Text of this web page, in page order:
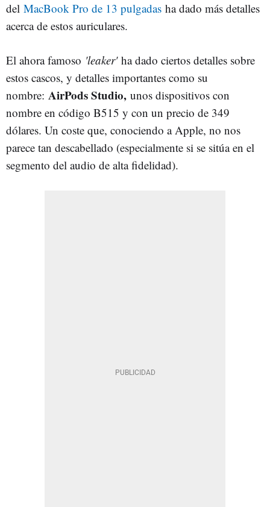
del MacBook Pro de 13 pulgadas ha dado más detalles
acerca de estos auriculares.
El ahora famoso 'leaker' ha dado ciertos detalles sobre
estos cascos, y detalles importantes como su
nombre: AirPods Studio, unos dispositivos con
nombre en código B515 y con un precio de 349
dólares. Un coste que, conociendo a Apple, no nos
parece tan descabellado (especialmente si se sitúa en el
segmento del audio de alta fidelidad).